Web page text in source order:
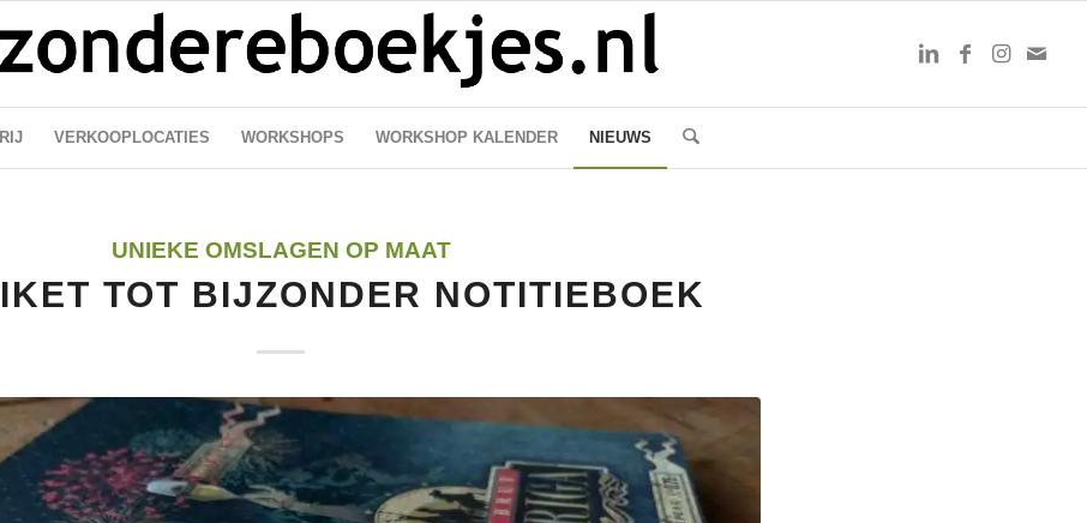
VERKOOPLOCATIES WORKSHOPS WORKSHOP KALENDER NIEUWS
UNIEKE OMSLAGEN OP MAAT
TOT BIJZONDER NOTITIEBOEK